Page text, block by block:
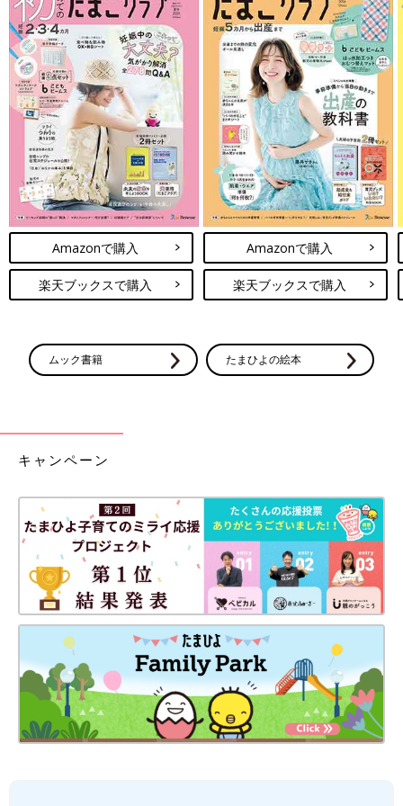
Amazonで購入
楽天ブックスで購入
Amazonで購入
楽天ブックスで購入
ムック書籍 たまひよの絵本
キャンペーン